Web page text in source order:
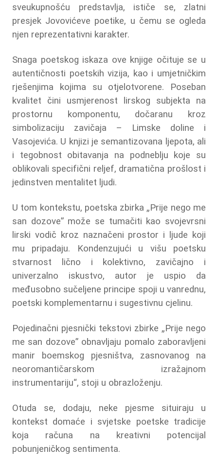
sveukupnošću predstavlja, ističe se, zlatni
presjek Jovovićeve poetike, u čemu se ogleda
njen reprezentativni karakter.
Snaga poetskog iskaza ove knjige očituje se u
autentičnosti poetskih vizija, kao i umjetničkim
rješenjima kojima su otjelotvorene. Poseban
kvalitet čini usmjerenost lirskog subjekta na
prostornu komponentu, dočaranu kroz
simbolizaciju zavičaja – Limske doline i
Vasojevića. U knjizi je semantizovana ljepota, ali
i tegobnost obitavanja na podneblju koje su
oblikovali specifični reljef, dramatična prošlost i
jedinstven mentalitet ljudi.
U tom kontekstu, poetska zbirka „Prije nego me
san dozove” može se tumačiti kao svojevrsni
lirski vodič kroz naznačeni prostor i ljude koji
mu pripadaju. Kondenzujući u višu poetsku
stvarnost lično i kolektivno, zavičajno i
univerzalno iskustvo, autor je uspio da
međusobno sučeljene principe spoji u vanrednu,
poetski komplementarnu i sugestivnu cjelinu.
Pojedinačni pjesnički tekstovi zbirke „Prije nego
me san dozove” obnavljaju pomalo zaboravljeni
manir boemskog pjesništva, zasnovanog na
neoromantičarskom izražajnom
instrumentariju“, stoji u obrazloženju.
Otuda se, dodaju, neke pjesme situiraju u
kontekst domaće i svjetske poetske tradicije
koja računa na kreativni potencijal
pobunjeničkog sentimenta.